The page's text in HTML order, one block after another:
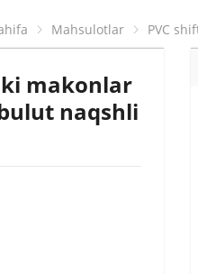
Mahsulotlar PVC
makonlar
naqshli